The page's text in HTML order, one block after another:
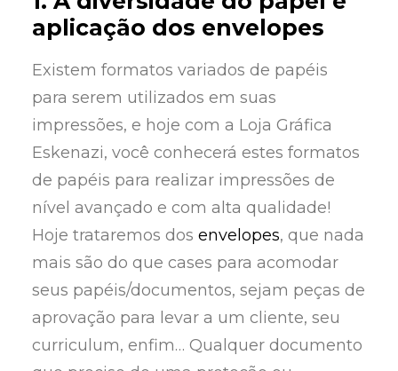
aplicação dos envelopes
Existem formatos variados de papéis
para serem utilizados em suas
impressões, e hoje com a Loja Gráfica
Eskenazi, você conhecerá estes formatos
de papéis para realizar impressões de
nível avançado e com alta qualidade!
Hoje trataremos dos envelopes, que nada
mais são do que cases para acomodar
seus papéis/documentos, sejam peças de
aprovação para levar a um cliente, seu
curriculum, enfim… Qualquer documento